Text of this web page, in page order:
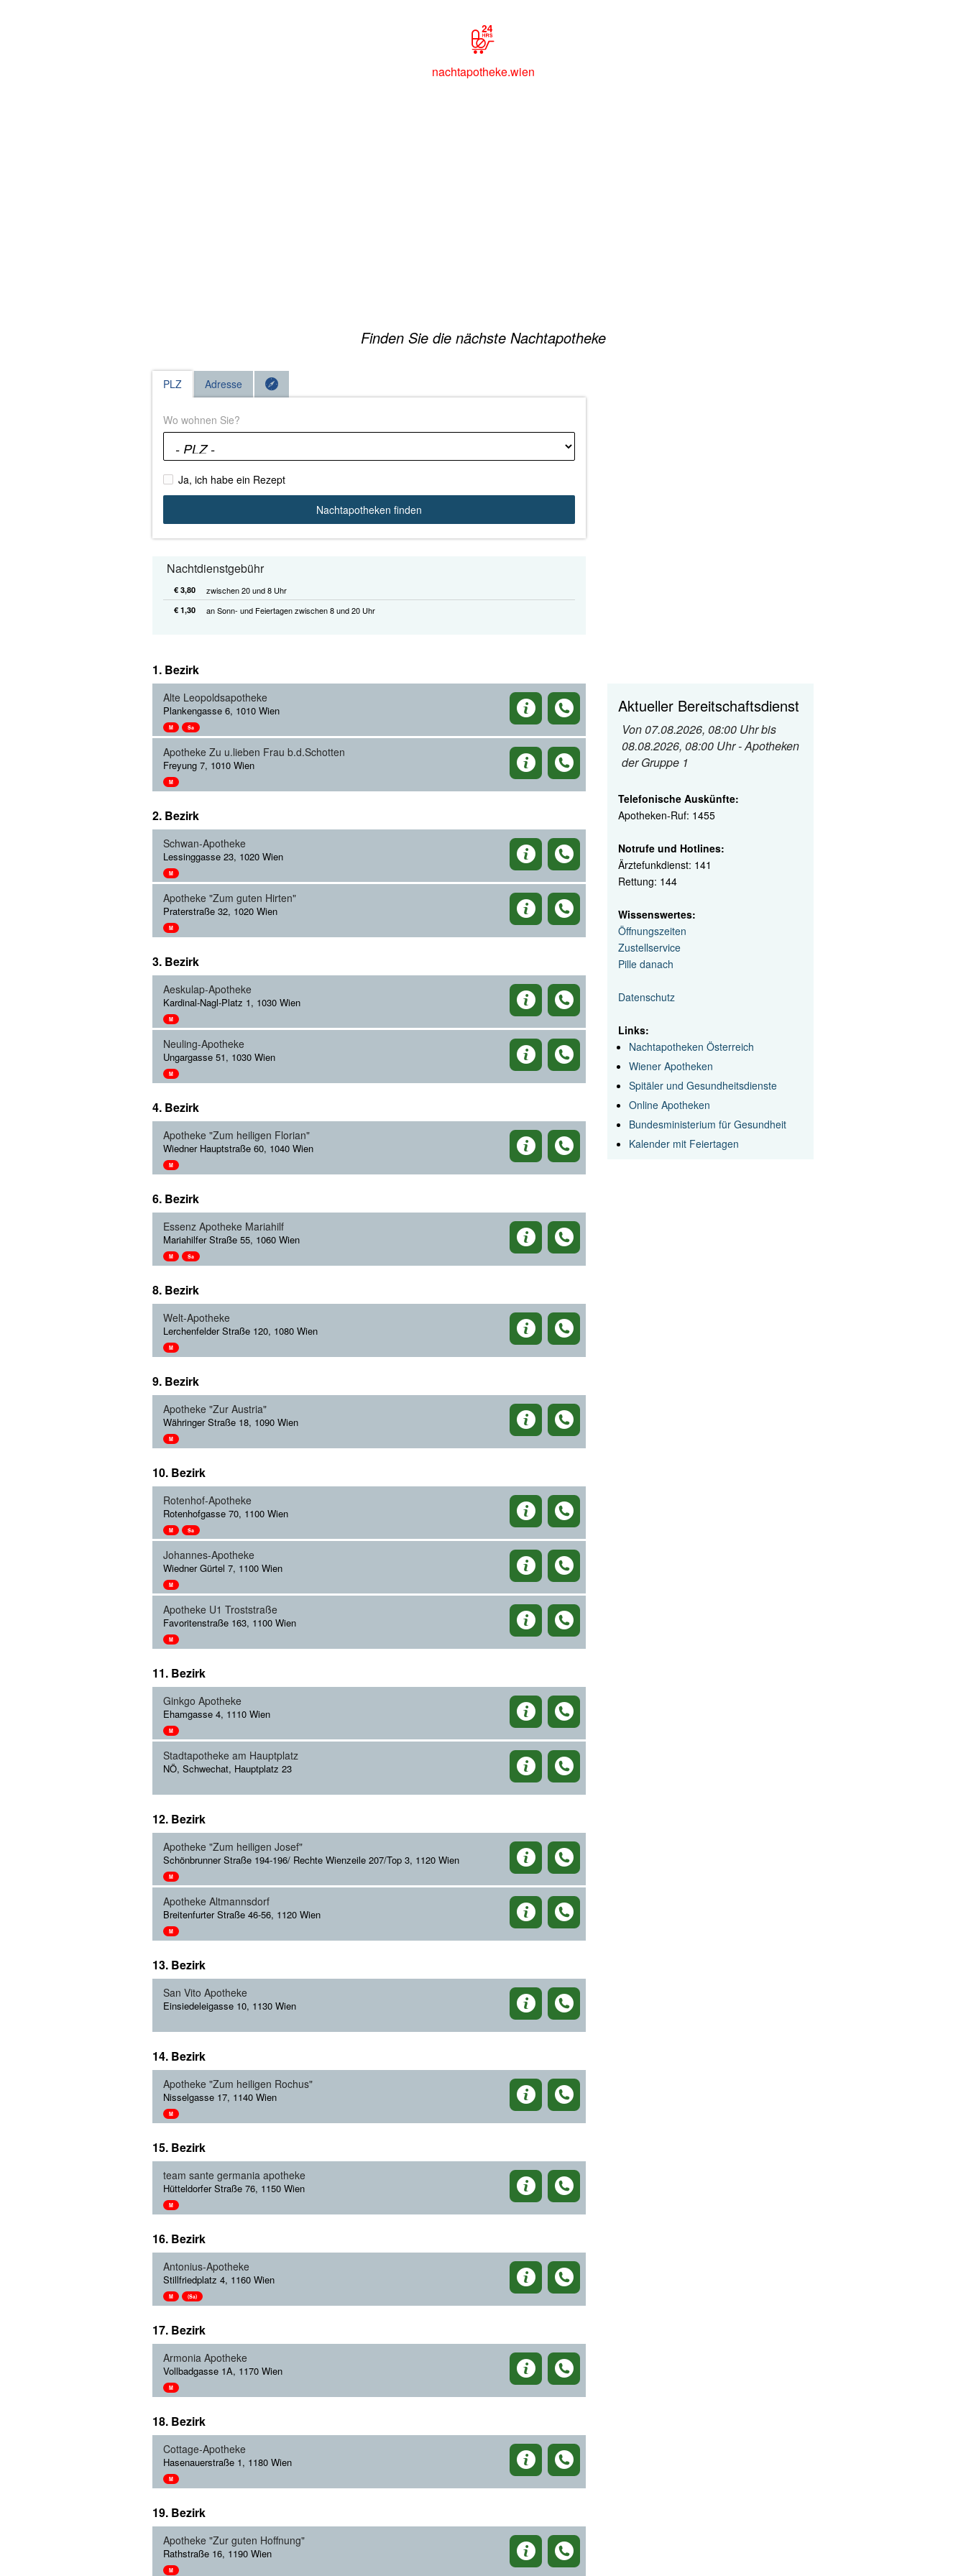
nachtapotheke.wien
Finden Sie die nächste Nachtapotheke
PLZ Adresse
Wo wohnen Sie?
Ja, ich habe ein Rezept
Nachtapotheken finden
Nachtdienstgebühr
€ 3,80 zwischen 20 und 8 Uhr
€ 1,30 an Sonn- und Feiertagen zwischen 8 und 20 Uhr
1. Bezirk
Alte Leopoldsapotheke
Plankengasse 6, 1010 Wien
M Sa
Apotheke Zu u.lieben Frau b.d.Schotten
Freyung 7, 1010 Wien
M
2. Bezirk
Schwan-Apotheke
Lessinggasse 23, 1020 Wien
M
Apotheke "Zum guten Hirten"
Praterstraße 32, 1020 Wien
M
3. Bezirk
Aeskulap-Apotheke
Kardinal-Nagl-Platz 1, 1030 Wien
M
Neuling-Apotheke
Ungargasse 51, 1030 Wien
M
4. Bezirk
Apotheke "Zum heiligen Florian"
Wiedner Hauptstraße 60, 1040 Wien
M
6. Bezirk
Essenz Apotheke Mariahilf
Mariahilfer Straße 55, 1060 Wien
M Sa
8. Bezirk
Welt-Apotheke
Lerchenfelder Straße 120, 1080 Wien
M
9. Bezirk
Apotheke "Zur Austria"
Währinger Straße 18, 1090 Wien
M
10. Bezirk
Rotenhof-Apotheke
Rotenhofgasse 70, 1100 Wien
M Sa
Johannes-Apotheke
Wiedner Gürtel 7, 1100 Wien
M
Apotheke U1 Troststraße
Favoritenstraße 163, 1100 Wien
M
11. Bezirk
Ginkgo Apotheke
Ehamgasse 4, 1110 Wien
M
Stadtapotheke am Hauptplatz
NÖ, Schwechat, Hauptplatz 23
12. Bezirk
Apotheke "Zum heiligen Josef"
Schönbrunner Straße 194-196/ Rechte Wienzeile 207/Top 3, 1120 Wien
M
Apotheke Altmannsdorf
Breitenfurter Straße 46-56, 1120 Wien
M
13. Bezirk
San Vito Apotheke
Einsiedeleigasse 10, 1130 Wien
14. Bezirk
Apotheke "Zum heiligen Rochus"
Nisselgasse 17, 1140 Wien
M
15. Bezirk
team sante germania apotheke
Hütteldorfer Straße 76, 1150 Wien
M
16. Bezirk
Antonius-Apotheke
Stillfriedplatz 4, 1160 Wien
M (Sa)
17. Bezirk
Armonia Apotheke
Vollbadgasse 1A, 1170 Wien
M
18. Bezirk
Cottage-Apotheke
Hasenauerstraße 1, 1180 Wien
M
19. Bezirk
Apotheke "Zur guten Hoffnung"
Rathstraße 16, 1190 Wien
M
Aktueller Bereitschaftsdienst
Von 07.08.2026, 08:00 Uhr bis
08.08.2026, 08:00 Uhr - Apotheken
der Gruppe 1
Telefonische Auskünfte:
Apotheken-Ruf: 1455
Notrufe und Hotlines:
Ärztefunkdienst: 141
Rettung: 144
Wissenswertes:
Öffnungszeiten
Zustellservice
Pille danach
Datenschutz
Links:
Nachtapotheken Österreich
Wiener Apotheken
Spitäler und Gesundheitsdienste
Online Apotheken
Bundesministerium für Gesundheit
Kalender mit Feiertagen